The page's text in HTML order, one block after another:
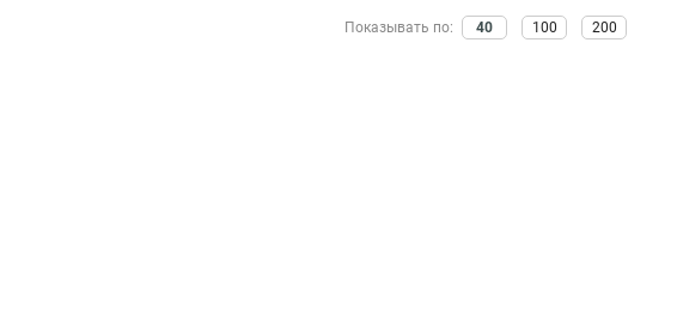
Показывать по: 40 100 200